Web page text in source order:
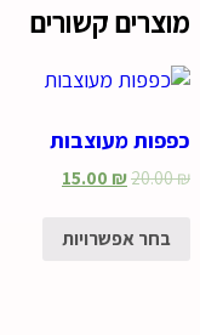
מוצרים קשורים
כפפות מעוצבות
20.00₪
15.00 ₪
בחר אפשרויות